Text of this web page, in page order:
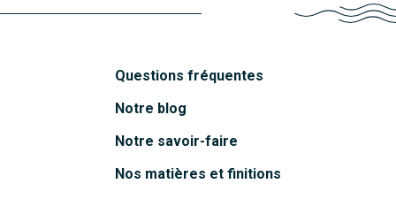
Questions fréquentes
Notre blog
Notre savoir-faire
Nos matières et finitions